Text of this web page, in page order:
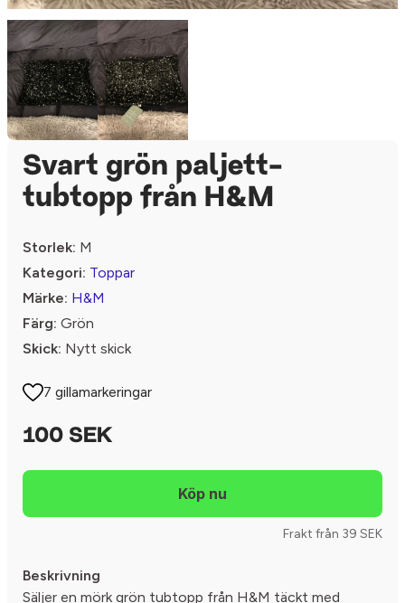
Svart grön paljett-
tubtopp från H&M
Storlek: M
Kategori: Toppar
Märke: H&M
Färg: Grön
Skick: Nytt skick
7 gillamarkeringar
100 SEK
Frakt från 39 SEK
Beskrivning
Säljer en mörk grön tubtopp från H&M täckt med